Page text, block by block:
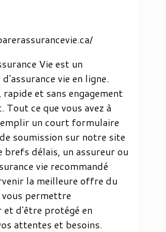
Vie est un
vie en ligne.
et sans engagement
ce que vous avez à
un court formulaire
soumission sur notre site
brefs délais, un assureur ou
vie recommandé
la meilleure offre du
permettre
et d'être protégé en
attentes et besoins.